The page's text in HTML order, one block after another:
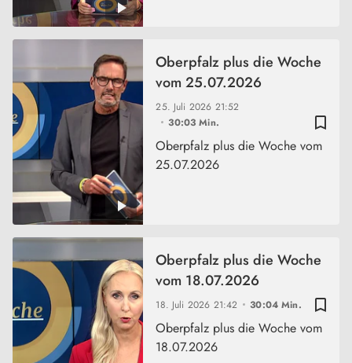
bookmark_border
25. Juli 2026 21:52
30:03 Min.
Oberpfalz plus die Woche
vom 25.07.2026
Oberpfalz plus die Woche vom
25.07.2026
bookmark_border
18. Juli 2026 21:42 30:04 Min.
Oberpfalz plus die Woche
vom 18.07.2026
Oberpfalz plus die Woche vom
18.07.2026